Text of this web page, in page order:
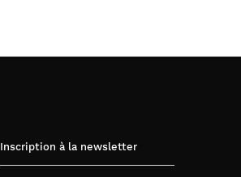
Inscription à la newsletter